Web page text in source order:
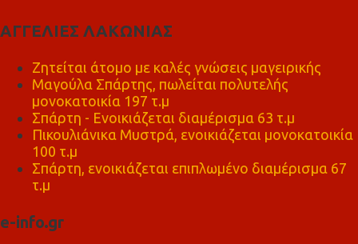
ΑΓΓΕΛΙΕΣ ΛΑΚΩΝΙΑΣ
Ζητείται άτομο με καλές γνώσεις μαγειρικής
Μαγούλα Σπάρτης, πωλείται πολυτελής
μονοκατοικία 197 τ.μ
Σπάρτη - Ενοικιάζεται διαμέρισμα 63 τ.μ
Πικουλιάνικα Μυστρά, ενοικιάζεται μονοκατοικία
100 τ.μ
Σπάρτη, ενοικιάζεται επιπλωμένο διαμέρισμα 67
τ.μ
e-info.gr